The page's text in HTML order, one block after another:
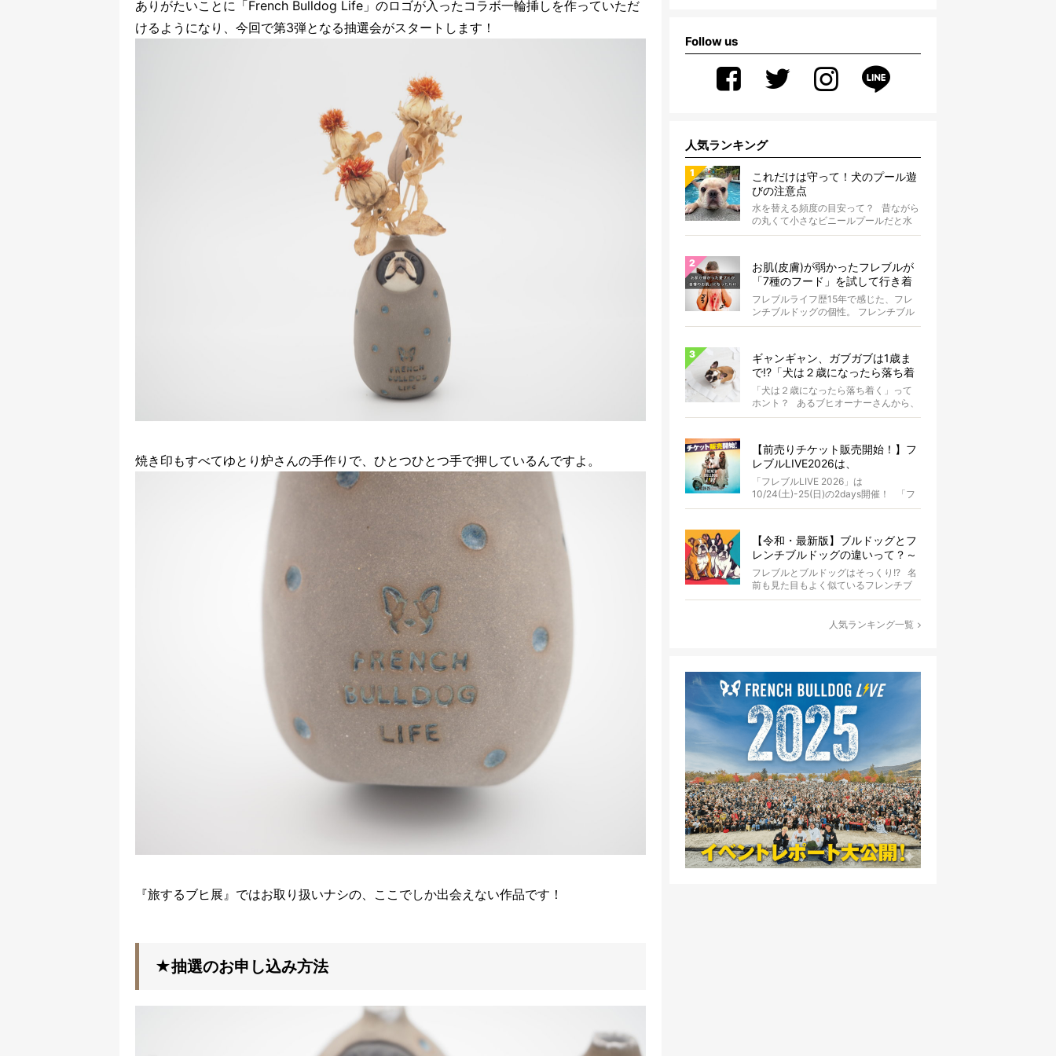
ありがたいことに「French Bulldog Life」のロゴが入ったコラボ一輪挿しを作っていただ
けるようになり、今回で第3弾となる抽選会がスタートします！
焼き印もすべてゆとり炉さんの手作りで、ひとつひとつ手で押しているんですよ。
『旅するブヒ展』ではお取り扱いナシの、ここでしか出会えない作品です！
★抽選のお申し込み方法
Follow us
人気ランキング
これだけは守って！犬のプール遊
びの注意点
水を替える頻度の目安って？ 昔ながら
の丸くて小さなビニールプールだと水
替えもさほど手間ではないけ...
お肌(皮膚)が弱かったフレブルが
「7種のフード」を試して行き着
いた「病院知らず」の実体験
フレブルライフ歴15年で感じた、フレ
ンチブルドッグの個性。 フレンチブル
ドッグと暮らしはじめて15年になる筆
ギャンギャン、ガブガブは1歳ま
で!?「犬は２歳になったら落ち着
く」という都市伝説は本当？
「犬は２歳になったら落ち着く」って
ホント？ あるブヒオーナーさんから、
こんな質問がありました。...
【前売りチケット販売開始！】フ
レブルLIVE2026は、
10/24(土)-25(日)開催！フレブル
だらけのキャンプ・前夜祭・バス
プランも新登場!?
「フレブルLIVE 2026」は
10/24(土)-25(日)の2days開催！ 「フ
レブルLIV...
【令和・最新版】ブルドッグとフ
レンチブルドッグの違いって？～
徹底解説～
フレブルとブルドッグはそっくり!? 名
前も見た目もよく似ているフレンチブ
ルドッグとブルドッグ。...
人気ランキング一覧